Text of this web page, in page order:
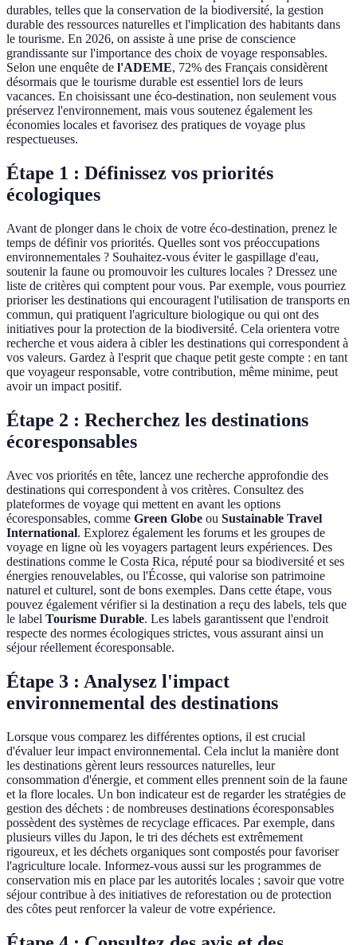
durables, telles que la conservation de la biodiversité, la gestion
durable des ressources naturelles et l'implication des habitants dans
le tourisme. En 2026, on assiste à une prise de conscience
grandissante sur l'importance des choix de voyage responsables.
Selon une enquête de l'ADEME, 72% des Français considèrent
désormais que le tourisme durable est essentiel lors de leurs
vacances. En choisissant une éco-destination, non seulement vous
préservez l'environnement, mais vous soutenez également les
économies locales et favorisez des pratiques de voyage plus
respectueuses.
Étape 1 : Définissez vos priorités
écologiques
Avant de plonger dans le choix de votre éco-destination, prenez le
temps de définir vos priorités. Quelles sont vos préoccupations
environnementales ? Souhaitez-vous éviter le gaspillage d'eau,
soutenir la faune ou promouvoir les cultures locales ? Dressez une
liste de critères qui comptent pour vous. Par exemple, vous pourriez
prioriser les destinations qui encouragent l'utilisation de transports en
commun, qui pratiquent l'agriculture biologique ou qui ont des
initiatives pour la protection de la biodiversité. Cela orientera votre
recherche et vous aidera à cibler les destinations qui correspondent à
vos valeurs. Gardez à l'esprit que chaque petit geste compte : en tant
que voyageur responsable, votre contribution, même minime, peut
avoir un impact positif.
Étape 2 : Recherchez les destinations
écoresponsables
Avec vos priorités en tête, lancez une recherche approfondie des
destinations qui correspondent à vos critères. Consultez des
plateformes de voyage qui mettent en avant les options
écoresponsables, comme Green Globe ou Sustainable Travel
International. Explorez également les forums et les groupes de
voyage en ligne où les voyagers partagent leurs expériences. Des
destinations comme le Costa Rica, réputé pour sa biodiversité et ses
énergies renouvelables, ou l'Écosse, qui valorise son patrimoine
naturel et culturel, sont de bons exemples. Dans cette étape, vous
pouvez également vérifier si la destination a reçu des labels, tels que
le label Tourisme Durable. Les labels garantissent que l'endroit
respecte des normes écologiques strictes, vous assurant ainsi un
séjour réellement écoresponsable.
Étape 3 : Analysez l'impact
environnemental des destinations
Lorsque vous comparez les différentes options, il est crucial
d'évaluer leur impact environnemental. Cela inclut la manière dont
les destinations gèrent leurs ressources naturelles, leur
consommation d'énergie, et comment elles prennent soin de la faune
et la flore locales. Un bon indicateur est de regarder les stratégies de
gestion des déchets : de nombreuses destinations écoresponsables
possèdent des systèmes de recyclage efficaces. Par exemple, dans
plusieurs villes du Japon, le tri des déchets est extrêmement
rigoureux, et les déchets organiques sont compostés pour favoriser
l'agriculture locale. Informez-vous aussi sur les programmes de
conservation mis en place par les autorités locales ; savoir que votre
séjour contribue à des initiatives de reforestation ou de protection
des côtes peut renforcer la valeur de votre expérience.